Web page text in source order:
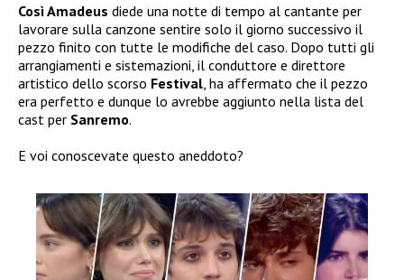
Così Amadeus diede una notte di tempo al cantante per
lavorare sulla canzone sentire solo il giorno successivo il
pezzo finito con tutte le modifiche del caso. Dopo tutti gli
arrangiamenti e sistemazioni, il conduttore e direttore
artistico dello scorso Festival , ha affermato che il pezzo
era perfetto e dunque lo avrebbe aggiunto nella lista del
cast per Sanremo.
E voi conoscevate questo aneddoto?